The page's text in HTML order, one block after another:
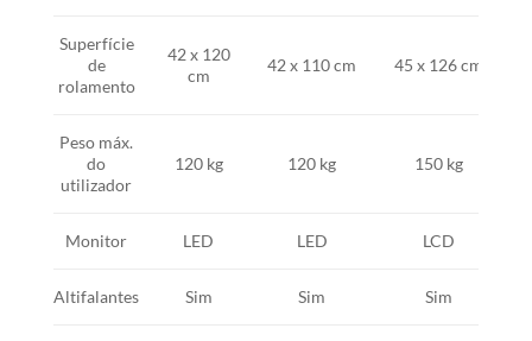
Superfície
de
rolamento
42 x 120
cm
42 x 110 cm 45 x 126 cm
Peso máx.
do
utilizador
120 kg 120 kg 150 kg
Monitor LED LED LCD
Altifalantes Sim Sim Sim